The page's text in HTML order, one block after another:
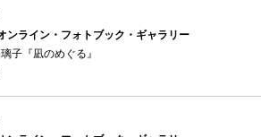
ンライン・フォトブック・ギャラリー
子『凪のめぐる』